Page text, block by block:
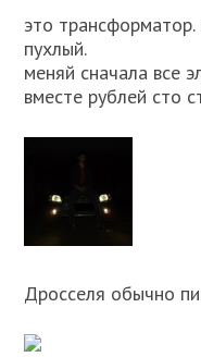
это
пухлый.
меняй сначала все
вместе рублей сто
Дросселя обычно